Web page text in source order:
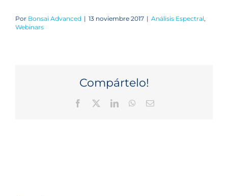
Por Bonsai Advanced | 13 noviembre 2017 | Análisis Espectral,
Webinars
Compártelo!
Facebook LinkedInWhatsApp
Correo